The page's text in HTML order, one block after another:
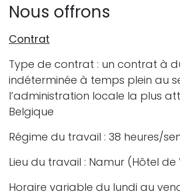
Nous offrons
Contrat
Type de contrat : un contrat à
indéterminée à temps plein au
l’administration locale la plus
Belgique
Régime du travail : 38 heures/
Lieu du travail : Namur (Hôtel de
Horaire variable du lundi au